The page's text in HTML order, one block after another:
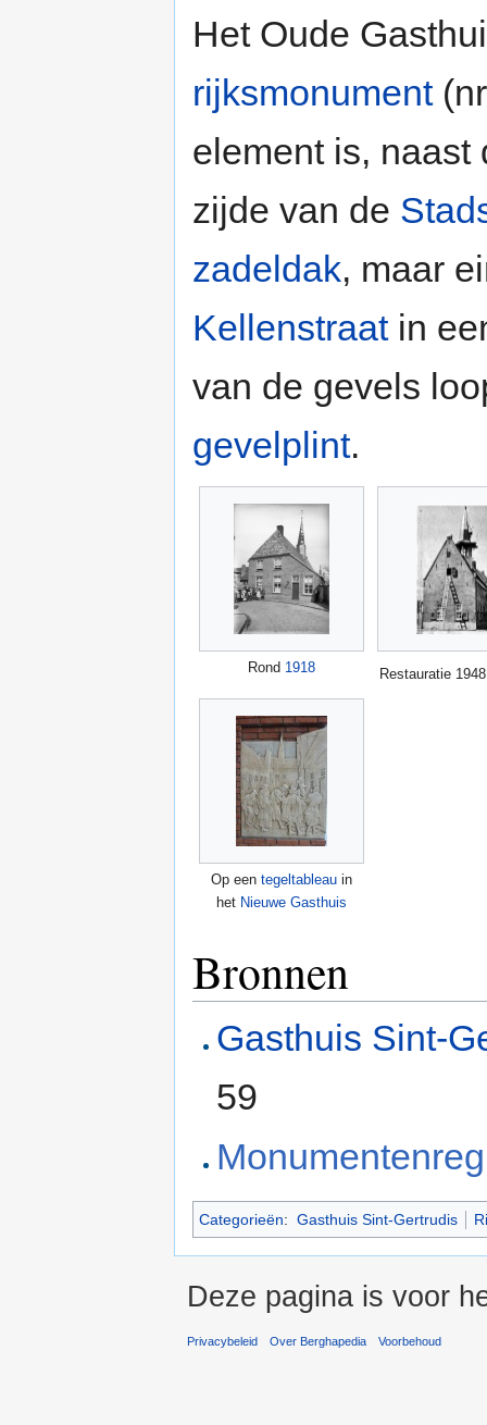
Het Oude
rijksmonument
element is,
zijde van de
zadeldak, maar
Kellenstraatin
van de gevels
gevelplint.
Rond 1918 Restauratie 1948
Op een tegeltableauin
het Nieuwe Gasthuis
Bronnen
Gasthuis Sint-
59
Categorieën: Gasthuis Sint-Gertrudis
Deze pagina is voor
Privacybeleid Over Berghapedia Voorbehoud